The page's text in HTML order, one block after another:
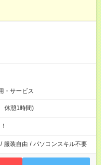
・サービス
休憩1時間)
/ 服装自由 / パソコンスキル不要